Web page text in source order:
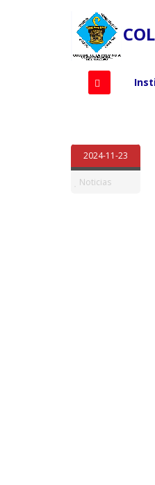
2024-11-23
Noticias